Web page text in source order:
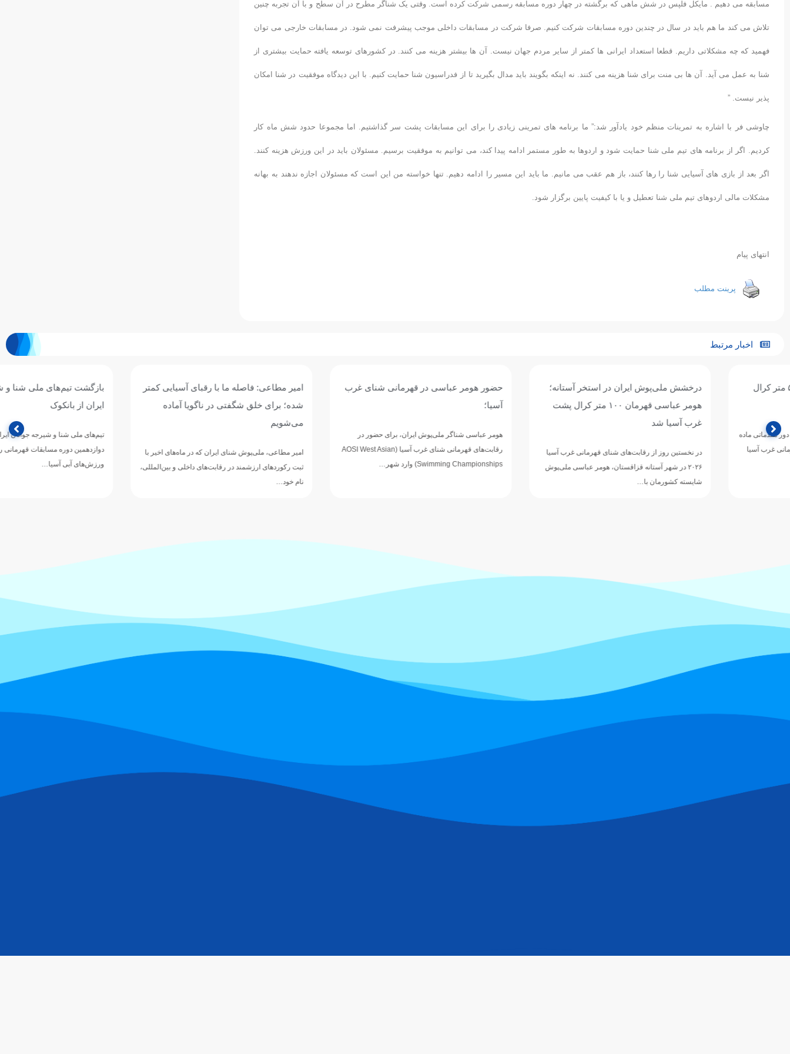
مسابقه می دهیم . مایکل فلپس در شش ماهی که برگشته در چهار دوره مسابقه رسمی شرکت کرده است. وقتی یک شناگر مطرح در آن سطح و با آن تجربه چنین
تلاش می کند ما هم باید در سال در چندین دوره مسابقات شرکت کنیم. صرفا شرکت در مسابقات داخلی موجب پیشرفت نمی شود. در مسابقات خارجی می توان
فهمید که چه مشکلاتی داریم. قطعا استعداد ایرانی ها کمتر از سایر مردم جهان نیست. آن ها بیشتر هزینه می کنند. در کشورهای توسعه یافته حمایت بیشتری از
شنا به عمل می آید. آن ها بی منت برای شنا هزینه می کنند. نه اینکه بگویند باید مدال بگیرید تا از فدراسیون شنا حمایت کنیم. با این دیدگاه موفقیت در شنا امکان
پذیر نیست. ”
چاوشی فر با اشاره به تمرینات منظم خود یادآور شد:” ما برنامه های تمرینی زیادی را برای این مسابقات پشت سر گذاشتیم. اما مجموعا حدود شش ماه کار
کردیم. اگر از برنامه های تیم ملی شنا حمایت شود و اردوها به طور مستمر ادامه پیدا کند، می توانیم به موفقیت برسیم. مسئولان باید در این ورزش هزینه کنند.
اگر بعد از بازی های آسیایی شنا را رها کنند، باز هم عقب می مانیم. ما باید این مسیر را ادامه دهیم. تنها خواسته من این است که مسئولان اجازه ندهند به بهانه
مشکلات مالی اردوهای تیم ملی شنا تعطیل و یا با کیفیت پایین برگزار شود.
انتهای پیام
پرینت مطلب
اخبار مرتبط
درخشش ملی‌پوش ایران در استخر آستانه؛
هومر عباسی قهرمان ۱۰۰ متر کرال پشت
غرب آسیا شد
در نخستین روز از رقابت‌های شنای قهرمانی غرب آسیا
۲۰۲۶ در شهر آستانه قزاقستان، هومر عباسی ملی‌پوش
حضور هومر عباسی در قهرمانی شنای غرب
آسیا؛
هومر عباسی شناگر ملی‌پوش ایران، برای حضور در
رقابت‌های قهرمانی شنای غرب آسیا (AOSI West Asian
Swimming Championships) وارد شهر…
امیر مطاعی: فاصله ما با رقبای آسیایی کمتر
شده؛ برای خلق شگفتی در ناگویا آماده
امیر مطاعی، ملی‌پوش شنای ایران که در ماه‌های اخیر با
ثبت رکوردهای ارزشمند در رقابت‌های داخلی و بین‌المللی،
بازگشت تیم‌های ملی شنا و شیرجه جوانان
ایران از بانکوک
تیم‌های ملی شنا و شیرجه جوانان ایران پس از حضور در
دوازدهمین دوره مسابقات قهرمانی رده‌های سنی
ورزش‌های آبی آسیا…